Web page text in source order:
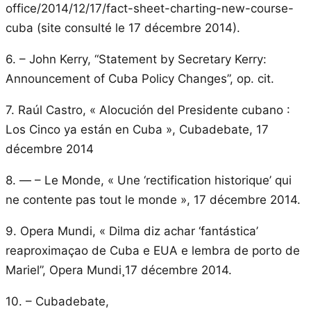
office/2014/12/17/fact-sheet-charting-new-course-
cuba (site consulté le 17 décembre 2014).
6. – John Kerry, “Statement by Secretary Kerry:
Announcement of Cuba Policy Changes”, op. cit.
7. Raúl Castro, « Alocución del Presidente cubano :
Los Cinco ya están en Cuba », Cubadebate, 17
décembre 2014
8. — – Le Monde, « Une ‘rectification historique’ qui
ne contente pas tout le monde », 17 décembre 2014.
9. Opera Mundi, « Dilma diz achar ‘fantástica’
reaproximaçao de Cuba e EUA e lembra de porto de
Mariel”, Opera Mundi¸17 décembre 2014.
10. – Cubadebate,